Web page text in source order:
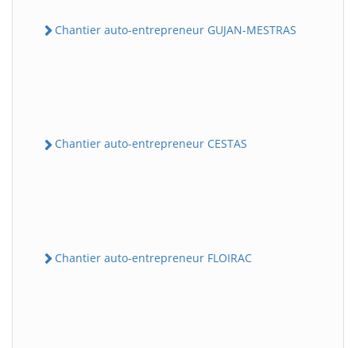
Chantier auto-entrepreneur GUJAN-MESTRAS
Chantier auto-entrepreneur CESTAS
Chantier auto-entrepreneur FLOIRAC